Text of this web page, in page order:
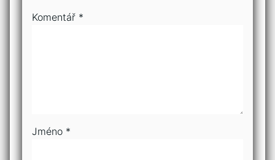
Komentář *
Jméno *